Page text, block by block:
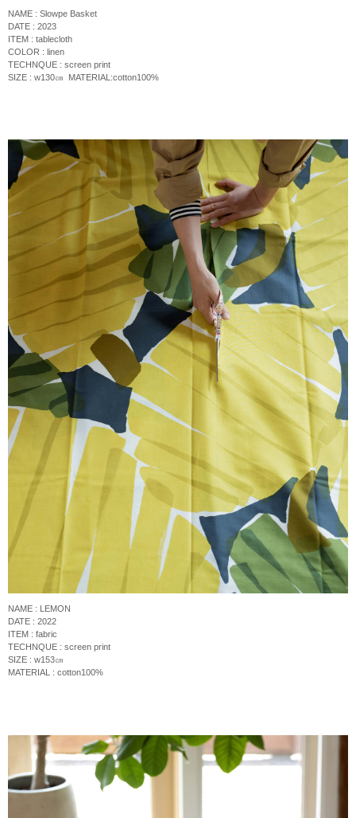
NAME : Slowpe Basket
DATE : 2023
ITEM : tablecloth
COLOR : linen
TECHNQUE : screen print
SIZE : w130㎝ MATERIAL:cotton100%
NAME : LEMON
DATE : 2022
ITEM : fabric
TECHNQUE : screen print
SIZE : w153㎝
MATERIAL : cotton100%